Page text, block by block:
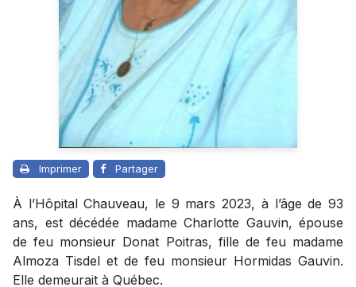
Imprimer Partager
À l’Hôpital Chauveau, le 9 mars 2023, à l’âge de 93
ans, est décédée madame Charlotte Gauvin, épouse
de feu monsieur Donat Poitras, fille de feu madame
Almoza Tisdel et de feu monsieur Hormidas Gauvin.
Elle demeurait à Québec.